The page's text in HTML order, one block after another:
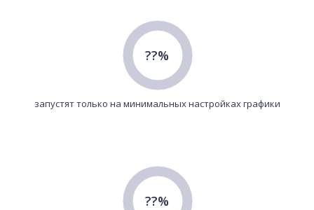
??%
запустят только на минимальных настройках графики
??%